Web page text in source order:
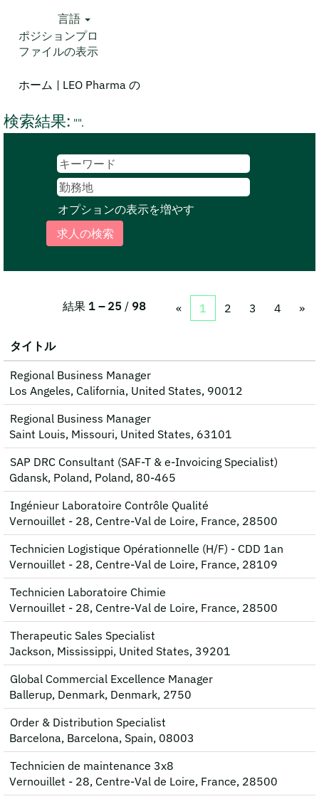
言語
ポジションプロ
ファイルの表示
ホーム | LEO Pharma の(現
ペ
検索結果: "".
オプションの表示を増やす
結果 1 – 25 / 98 « 1 2 3 4 »
タイトル
Regional Business Manager
Los Angeles, California, United States, 90012
Regional Business Manager
Saint Louis, Missouri, United States, 63101
SAP DRC Consultant (SAF‑T & e‑Invoicing Specialist)
Gdansk, Poland, Poland, 80-465
Ingénieur Laboratoire Contrôle Qualité
Vernouillet - 28, Centre-Val de Loire, France, 28500
Technicien Logistique Opérationnelle (H/F) - CDD 1an
Vernouillet - 28, Centre-Val de Loire, France, 28109
Technicien Laboratoire Chimie
Vernouillet - 28, Centre-Val de Loire, France, 28500
Therapeutic Sales Specialist
Jackson, Mississippi, United States, 39201
Global Commercial Excellence Manager
Ballerup, Denmark, Denmark, 2750
Order & Distribution Specialist
Barcelona, Barcelona, Spain, 08003
Technicien de maintenance 3x8
Vernouillet - 28, Centre-Val de Loire, France, 28500